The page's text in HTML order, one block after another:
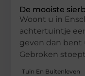
De mooiste
Woont u in
achtertuintje
geven dan bent
Gebroken
Tuin En Buitenleven